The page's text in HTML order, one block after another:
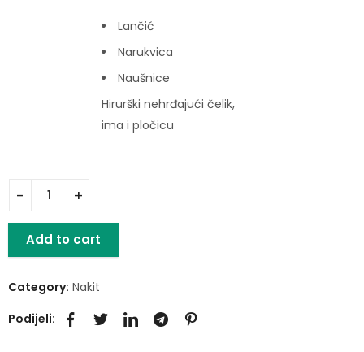
Lančić
Narukvica
Naušnice
Hirurški nehrđajući čelik,
ima i pločicu
Add to cart
Category: Nakit
Podijeli: